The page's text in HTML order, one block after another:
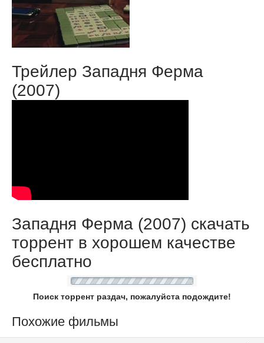
Трейлер Западня Ферма
(2007)
Западня Ферма (2007) скачать
торрент в хорошем качестве
бесплатно
Поиск торрент раздач, пожалуйста подождите!
Похожие фильмы